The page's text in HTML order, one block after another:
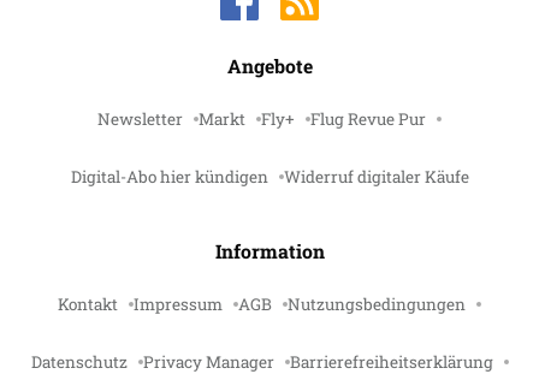
Angebote
Newsletter Markt Fly+ Flug Revue Pur
Digital-Abo hier kündigen Widerruf digitaler Käufe
Information
Kontakt Impressum AGB Nutzungsbedingungen
Datenschutz Privacy Manager Barrierefreiheitserklärung